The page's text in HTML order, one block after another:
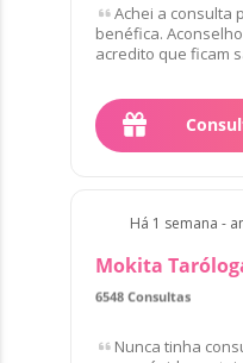
Achei a consulta
benéfica.
acredito que ficam
Há 1 semana -
Mokita
6548 Consultas
Favorito/a de 69
Nunca tinha